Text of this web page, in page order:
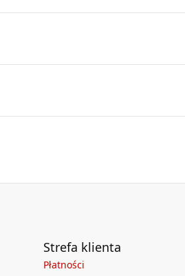
Strefa klienta
Płatności